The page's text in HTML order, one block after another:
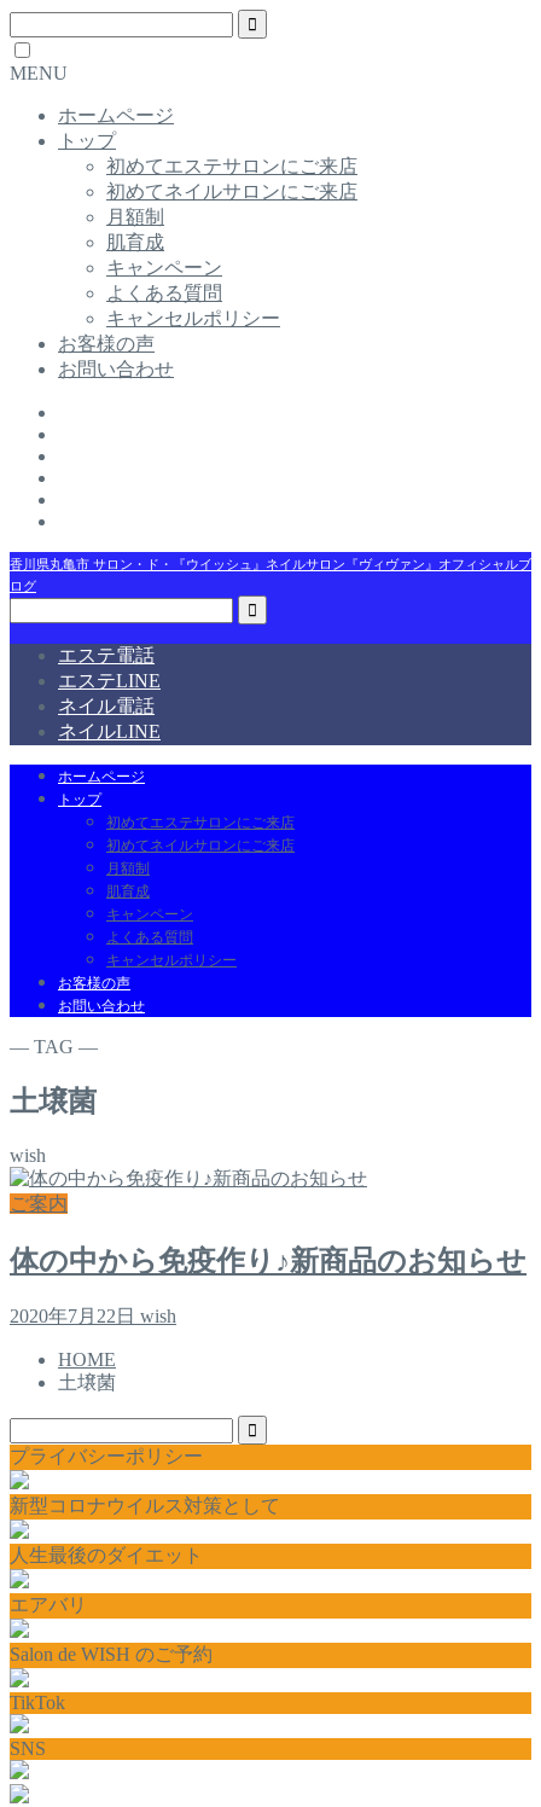
MENU
ホームページ
トップ
初めてエステサロンにご来店
初めてネイルサロンにご来店
月額制
肌育成
キャンペーン
よくある質問
キャンセルポリシー
お客様の声
お問い合わせ
香川県丸亀市 サロン・ド・『ウイッシュ』ネイルサロン『ヴィヴァン』オフィシャルブ
ログ
エステ電話
エステLINE
ネイル電話
ネイルLINE
ホームページ
トップ
初めてエステサロンにご来店
初めてネイルサロンにご来店
月額制
肌育成
キャンペーン
よくある質問
キャンセルポリシー
お客様の声
お問い合わせ
― TAG ―
土壌菌
wish
ご案内
体の中から免疫作り♪新商品のお知らせ
2020年7月22日 wish
HOME
土壌菌
プライバシーポリシー
新型コロナウイルス対策として
人生最後のダイエット
エアバリ
Salon de WISH のご予約
TikTok
SNS